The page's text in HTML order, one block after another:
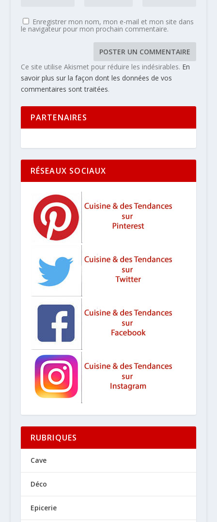
Enregistrer mon nom, mon e-mail et mon site dans
le navigateur pour mon prochain commentaire.
Ce site utilise Akismet pour réduire les indésirables. En
savoir plus sur la façon dont les données de vos
commentaires sont traitées.
PARTENAIRES
RÉSEAUX SOCIAUX
RUBRIQUES
Cave
Déco
Epicerie